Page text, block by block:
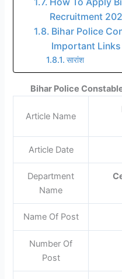
How To Apply
Recruitment
Bihar Police
Important Links
सारांश
Bihar Police
Article Name
Article Date
Department
Name
Name Of Post
Number Of
Post